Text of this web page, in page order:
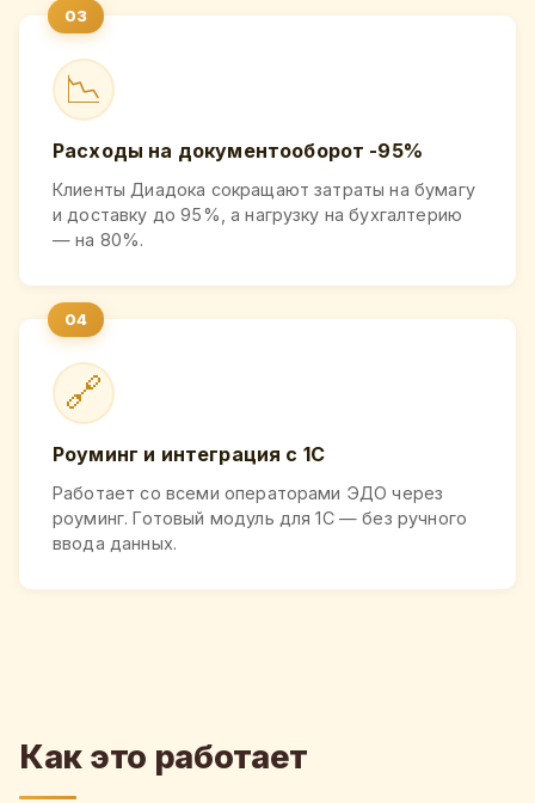
📉
Расходы на документооборот -95%
Клиенты Диадока сокращают затраты на бумагу
и доставку до 95%, а нагрузку на бухгалтерию
— на 80%.
🔗
Роуминг и интеграция с 1С
Работает со всеми операторами ЭДО через
роуминг. Готовый модуль для 1С — без ручного
ввода данных.
Как это работает